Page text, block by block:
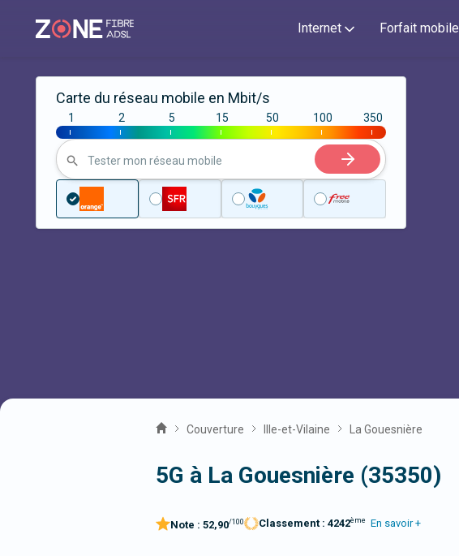
Internet Forfait mobile
Carte du réseau mobile en Mbit/s
|
1
|
2
|
5
|
15
|
50
|
100
|
350
Tester mon réseau mobile
Couverture Ille-et-Vilaine La Gouesnière
5G à La Gouesnière (35350)
Note : 52,90/100 Classement : 4242ème En savoir +